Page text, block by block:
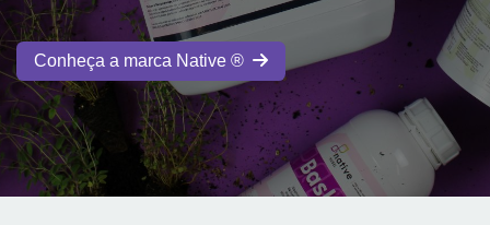
Conheça a marca Native ®